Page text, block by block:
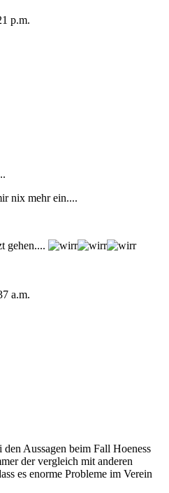
p.m.
nix mehr ein....
gehen....
a.m.
Aussagen beim Fall Hoeness
der vergleich mit anderen
es enorme Probleme im Verein